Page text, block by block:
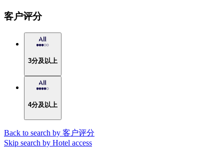
客户评分
3分及以上
4分及以上
Back to search by 客户评分
Skip search by Hotel access